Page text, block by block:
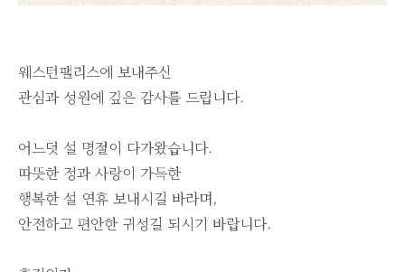
웨스턴팰리스에 보내주신
관심과 성원에 깊은 감사를 드립니다.
어느덧 설 명절이 다가왔습니다.
따뜻한 정과 사랑이 가득한
행복한 설 연휴 보내시길 바라며,
안전하고 편안한 귀성길 되시기 바랍니다.